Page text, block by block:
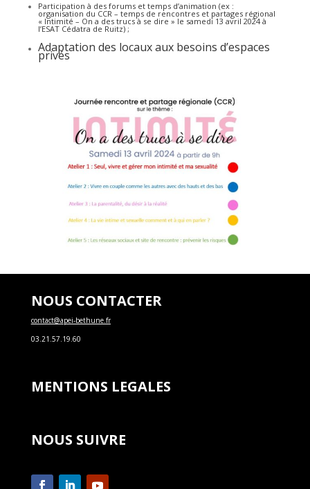
Participation à des forums et temps d’animation (ex :
organisation du CCR – temps de rencontres et partages régional
« Intimité – On a des trucs à se dire » le samedi 13 avril 2024 à
l’ESAT Cédatra de Ruitz) ;
Adaptation des locaux aux besoins d’espaces
privés
NOUS CONTACTER
contact@apei-bethune.fr
03.21.57.19.60
MENTIONS LEGALES
NOUS SUIVRE